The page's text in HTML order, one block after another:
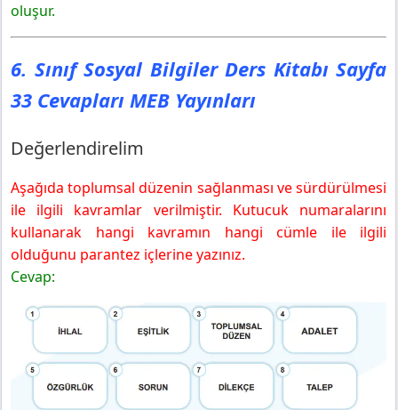
oluşur.
6. Sınıf Sosyal Bilgiler Ders Kitabı Sayfa
33 Cevapları MEB Yayınları
Değerlendirelim
Aşağıda toplumsal düzenin sağlanması ve sürdürülmesi
ile ilgili kavramlar verilmiştir. Kutucuk numaralarını
kullanarak hangi kavramın hangi cümle ile ilgili
olduğunu parantez içlerine yazınız.
Cevap: